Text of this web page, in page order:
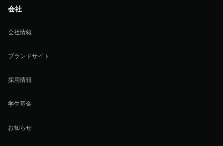
会社
会社情報
ブランドサイト
採用情報
学生基金
お知らせ